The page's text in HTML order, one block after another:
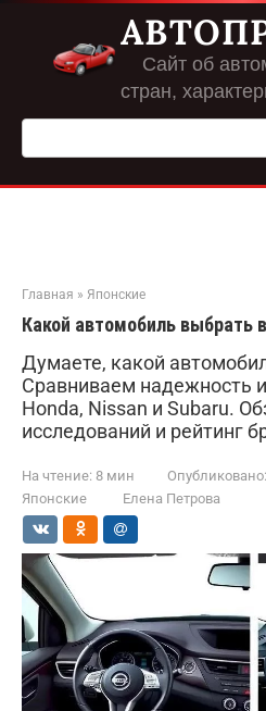
Перейти
контенту
Сайт об
стран,
Поиск:
Главная » Японские
Какой автомобиль выбрать
Думаете, какой
Сравниваем надежность
Honda, Nissan и Subaru.
исследований и рейтинг
На чтение: 8 мин Опубликовано:
Японские
Елена Петрова